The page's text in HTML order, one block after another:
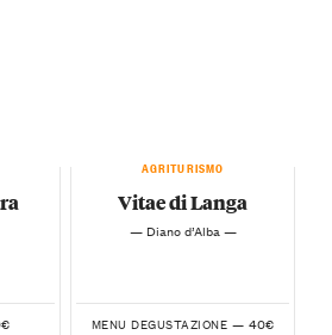
AGRITURISMO
Vitae di Langa
— Diano d’Alba —
MENU DEGUSTAZIONE — 40€